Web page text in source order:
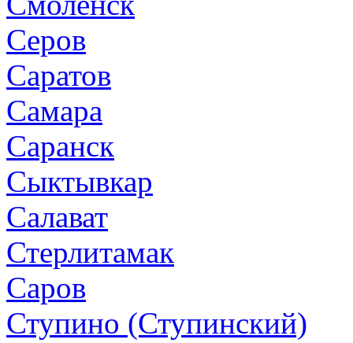
Серов
Саратов
Самара
Саранск
Сыктывкар
Салават
Стерлитамак
Саров
Ступино (Ступинский)